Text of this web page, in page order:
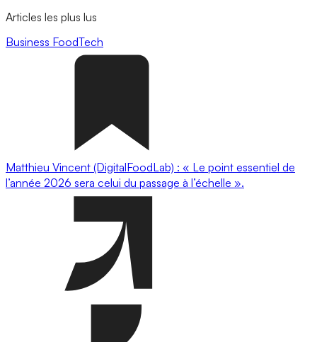
Articles les plus lus
Business FoodTech
Matthieu Vincent (DigitalFoodLab) : « Le point essentiel de
l’année 2026 sera celui du passage à l’échelle ».